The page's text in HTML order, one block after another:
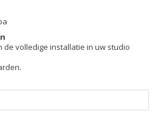
de volledige installatie in uw studio